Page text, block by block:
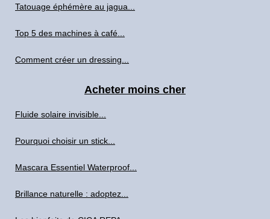
Tatouage éphémère au jagua...
Top 5 des machines à café...
Comment créer un dressing...
Acheter moins cher
Fluide solaire invisible...
Pourquoi choisir un stick...
Mascara Essentiel Waterproof...
Brillance naturelle : adoptez...